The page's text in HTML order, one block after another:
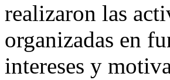
realizaron las
organizadas en
intereses y